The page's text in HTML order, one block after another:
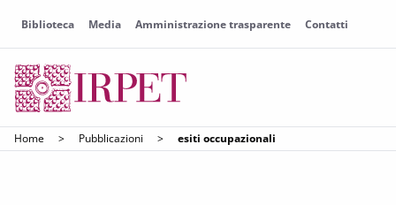
Biblioteca Media Amministrazione trasparente Contatti
Home > Pubblicazioni > esiti occupazionali